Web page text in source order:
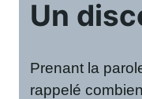
Un
Prenant la
rappelé